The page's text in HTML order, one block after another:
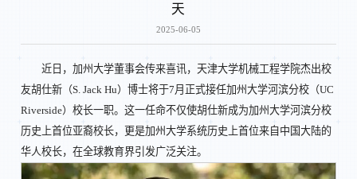
天
2025-06-05
近日，加州大学董事会传来喜讯，天津大学机械工程学院杰出校
友胡仕新（S. Jack Hu）博士将于7月正式接任加州大学河滨分校（UC
Riverside）校长一职。这一任命不仅使胡仕新成为加州大学河滨分校
历史上首位亚裔校长，更是加州大学系统历史上首位来自中国大陆的
华人校长，在全球教育界引发广泛关注。